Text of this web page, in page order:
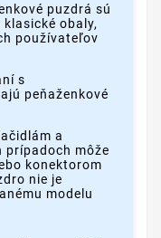
puzdrá sú
obaly,
používateľov
s
peňaženkové
a
prípadoch môže
konektorom
nie je
modelu